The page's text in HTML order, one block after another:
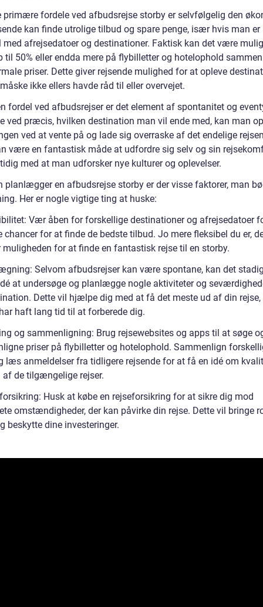
primære fordele ved afbudsrejse storby er selvfølgelig den
kan finde utrolige tilbud og spare penge, især hvis man er
med afrejsedatoer og destinationer. Faktisk kan det være
til 50% eller endda mere på flybilletter og hotelophold
priser. Dette giver rejsende mulighed for at opleve
ikke ellers havde råd til eller overvejet.
fordel ved afbudsrejser er det element af spontanitet og
ved præcis, hvilken destination man vil ende med, kan man
ved at vente på og lade sig overraske af det endelige
være en fantastisk måde at udfordre sig selv og sin
med at man udforsker nye kulturer og oplevelser.
planlægger en afbudsrejse storby er der visse faktorer, man
Her er nogle vigtige ting at huske:
Vær åben for forskellige destinationer og afrejsedatoer
chancer for at finde de bedste tilbud. Jo mere fleksibel du er,
muligheden for at finde en fantastisk rejse til en storby.
Selvom afbudsrejser kan være spontane, kan det
at undersøge og planlægge nogle aktiviteter og
Dette vil hjælpe dig med at få det meste ud af din rejse,
haft lang tid til at forberede dig.
og sammenligning: Brug rejsewebsites og apps til at søge
priser på flybilletter og hotelophold. Sammenlign
læs anmeldelser fra tidligere rejsende for at få en idé om
de tilgængelige rejser.
Husk at købe en rejseforsikring for at sikre dig mod
omstændigheder, der kan påvirke din rejse. Dette vil bringe
beskytte dine investeringer.